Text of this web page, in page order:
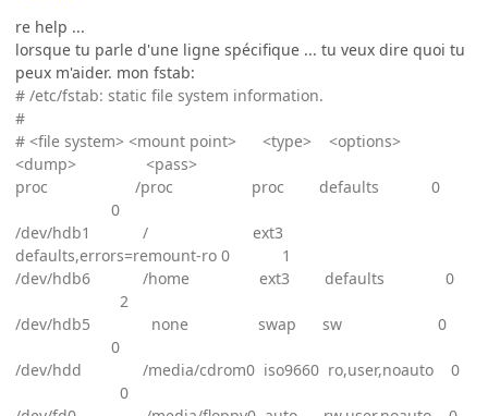
re help ...
lorsque tu parle d'une ligne spécifique ... tu veux dire quoi tu
peux m'aider. mon fstab:
# /etc/fstab: static file system information.
#
# <file system> <mount point> <type> <options>
<dump> <pass>
proc /proc proc defaults 0
0
/dev/hdb1 / ext3
defaults,errors=remount-ro 0 1
/dev/hdb6 /home ext3 defaults 0
2
/dev/hdb5 none swap sw 0
0
/dev/hdd /media/cdrom0 iso9660 ro,user,noauto 0
0